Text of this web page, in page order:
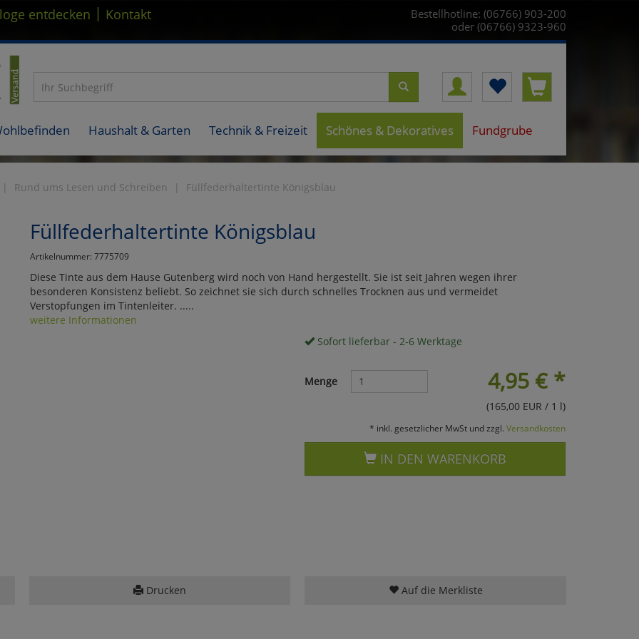
entdecken | Kontakt
Bestellhotline: (06766) 903-200
oder (06766) 9323-960
Haushalt & Garten Technik & Freizeit Schönes & Dekoratives Fundgrube
Rund ums Lesen und Schreiben Füllfederhaltertinte Königsblau
Füllfederhaltertinte Königsblau
Artikelnummer: 7775709
Diese Tinte aus dem Hause Gutenberg wird noch von Hand hergestellt. Sie ist seit Jahren wegen ihrer
besonderen Konsistenz beliebt. So zeichnet sie sich durch schnelles Trocknen aus und vermeidet
Verstopfungen im Tintenleiter. .....
weitere Informationen
Sofort lieferbar - 2-6 Werktage
4,95 €*
Menge
(165,00 EUR / 1 l)
* inkl. gesetzlicher MwSt und zzgl. Versandkosten
IN DEN WARENKORB
Drucken Auf die Merkliste